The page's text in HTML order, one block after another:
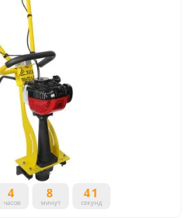
4
часов
8
минут
41
секунд